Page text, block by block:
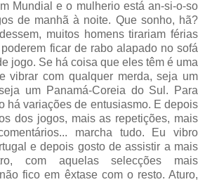
Mundial e o mulherio está an-si-o-so
de manhã à noite. Que sonho, hã?
muitos homens tirariam férias
ficar de rabo alapado no sofá
jogo. Se há coisa que eles têm é uma
vibrar com qualquer merda, seja um
um Panamá-Coreia do Sul. Para
há variações de entusiasmo. E depois
dos jogos, mais as repetições, mais
marcha tudo. Eu vibro
e depois gosto de assistir a mais
com aquelas selecções mais
fico em êxtase com o resto. Aturo,